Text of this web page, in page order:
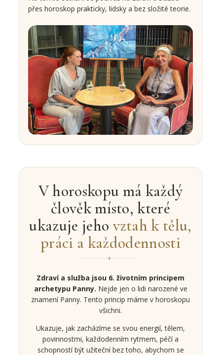
přes horoskop prakticky, lidsky a bez složité teorie.
V horoskopu má každý
člověk místo, které
ukazuje jehovztah k tělu,
práci a každodennosti
Zdraví a služba jsou 6. životním principem
archetypu Panny. Nejde jen o lidi narozené ve
znamení Panny. Tento princip máme v horoskopu
všichni.
Ukazuje, jak zacházíme se svou energií, tělem,
povinnostmi, každodenním rytmem, péčí a
schopností být užiteční bez toho, abychom se